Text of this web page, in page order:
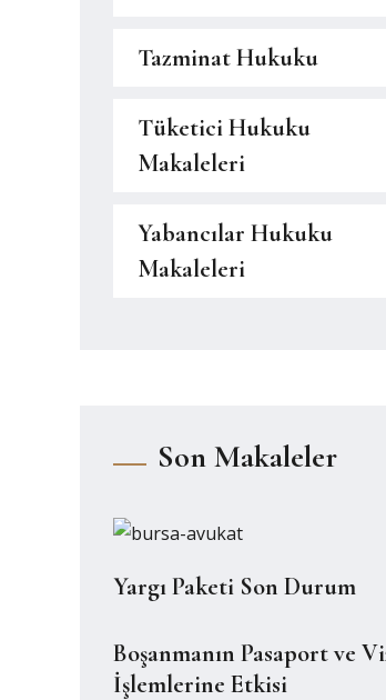
Tazminat Hukuku
Tüketici Hukuku
Makaleleri
Yabancılar Hukuku
Makaleleri
Son Makaleler
Yargı Paketi Son Durum
Boşanmanın Pasaport ve
İşlemlerine Etkisi